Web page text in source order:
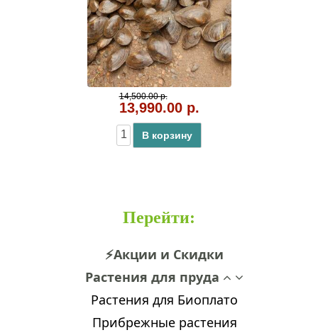
14,500.00 р.
13,990.00 р.
В корзину
Перейти:
⚡Акции и Скидки
Растения для пруда
Растения для Биоплато
Прибрежные растения